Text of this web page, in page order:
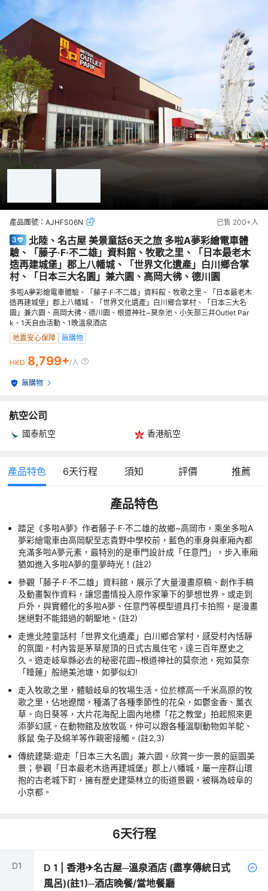
產品團號： AJHFS06N 已售 200+人
北陸、名古屋 美景童話6天之旅 多啦A夢彩繪電車體
驗、「藤子·F·不二雄」資料館、牧歌之里、「日本最老木
造再建城堡」郡上八幡城、「世界文化遺產」白川鄉合掌
村、「日本三大名園」兼六園、高岡大彿、德川園
多啦A夢彩繪電車體驗、「藤子·F·不二雄」資料館、牧歌之里、「日本最老木
造再建城堡」郡上八幡城、「世界文化遺產」白川鄉合掌村、「日本三大名
園」兼六園、高岡大彿、德川園、根道神社~莫奈池、小矢部三井Outlet Par
k、1天自由活動、1晚溫泉酒店
地震安心保障
無購物
HKD 8,799+/人
無購物
航空公司
國泰航空 香港航空
產品特色 6天行程 須知 評價 推薦
產品特色
踏足《多啦A夢》作者藤子‧F‧不二雄的故鄉~高岡市，乘坐多啦A
夢彩繪電車由高岡駅至志貴野中學校前，藍色的車身與車廂內都
充滿多啦A夢元素，最特別的是車門設計成「任意門」，步入車廂
猶如進入多啦A夢的童夢時光！(註2)
參觀「藤子·F·不二雄」資料館，展示了大量漫畫原稿、創作手稿
及動畫製作資料，讓您盡情投入原作家筆下的夢想世界。或走到
戶外，與實體化的多啦A夢、任意門等模型道具打卡拍照，是漫畫
迷絕對不能錯過的朝聖地。(註2)
走進北陸童話村「世界文化遺產」白川鄉合掌村，感受村內恬靜
的氛圍。村內皆是茅草屋頂的日式古風住宅，達三百年歷史之
久。遊走岐阜縣必去的秘密花園~根道神社的莫奈池，宛如莫奈
「睡蓮」般絕美池塘，如夢似幻!
走入牧歌之里，體驗岐阜的牧場生活。位於標高一千米高原的牧
歌之里，佔地遼闊，種滿了各種季節性的花朵，如鬱金香、薰衣
草、向日葵等，大片花海配上園內地標「花之教堂」拍起照來更
添夢幻感。在動物館及放牧區，仲可以跟各種溫馴動物如羊駝、
豚鼠 兔子及綿羊等作親密接觸。(註2,3)
傳統建築:遊走「日本三大名園」兼六園，欣賞一步一景的庭園美
景；參觀「日本最老木造再建城堡」郡上八幡城，屬一座群山環
抱的古老城下町，擁有歷史建築林立的街道景觀，被稱為岐阜的
小京都。
6天行程
D1 D1 |香港✈名古屋─溫泉酒店 (盡享傳統日式
風呂)(註1)─酒店晚餐/當地餐廳